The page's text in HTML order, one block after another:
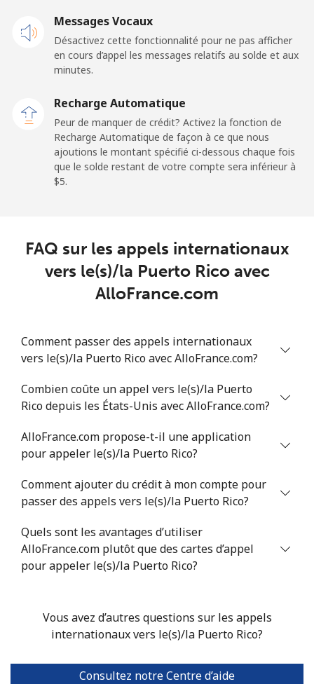
Paraguay
Ligne fixe
Mobile ⁦6.9¢⁩ 72 min pour ⁦$5⁩ ⁦7¢⁩
Peru
Mobile
333 min pour
⁦$5⁩
Philippines
Mobile ⁦13.5¢⁩ 37 min pour ⁦$5⁩
Poland
Ligne fixe ⁦1.5¢⁩
333 min pour
⁦$5⁩
Mobile ⁦1.9¢⁩
263 min pour
⁦$5⁩
Portugal
Ligne fixe ⁦1.5¢⁩
333 min pour
Mobile ⁦3.5¢⁩
142 min pour
⁦$5⁩
Puerto Rico
Messages Vocaux
Désactivez cette fonctionnalité pour ne pas afficher
en cours d’appel les messages relatifs au solde et aux
minutes.
Recharge Automatique
Peur de manquer de crédit? Activez la fonction de
Recharge Automatique de façon à ce que nous
ajoutions le montant spécifié ci-dessous chaque fois
que le solde restant de votre compte sera inférieur à
⁦$5⁩.
FAQ sur les appels internationaux
vers le(s)/la Puerto Rico avec
AlloFrance.com
Comment passer des appels internationaux
vers le(s)/la Puerto Rico avec AlloFrance.com?
Combien coûte un appel vers le(s)/la Puerto
Rico depuis les États-Unis avec AlloFrance.com?
AlloFrance.com propose-t-il une application
pour appeler le(s)/la Puerto Rico?
Comment ajouter du crédit à mon compte pour
passer des appels vers le(s)/la Puerto Rico?
Quels sont les avantages d’utiliser
AlloFrance.com plutôt que des cartes d’appel
pour appeler le(s)/la Puerto Rico?
Vous avez d’autres questions sur les appels
internationaux vers le(s)/la Puerto Rico?
Consultez notre Centre d’aide